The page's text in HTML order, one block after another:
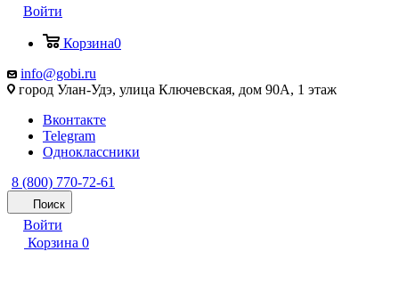
Войти
Корзина0
info@gobi.ru
город Улан-Удэ, улица Ключевская, дом 90А, 1 этаж
Вконтакте
Telegram
Одноклассники
8 (800) 770-72-61
Поиск
Войти
Корзина 0